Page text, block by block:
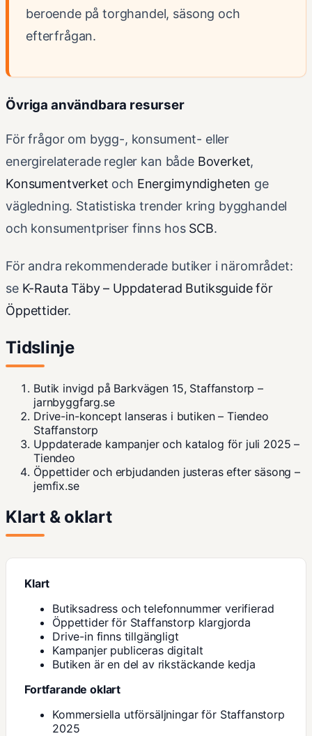
beroende på torghandel, säsong och
efterfrågan.
Övriga användbara resurser
För frågor om bygg-, konsument- eller
energirelaterade regler kan både Boverket,
Konsumentverket och Energimyndigheten ge
vägledning. Statistiska trender kring bygghandel
och konsumentpriser finns hos SCB.
För andra rekommenderade butiker i närområdet:
se K-Rauta Täby – Uppdaterad Butiksguide för
Öppettider.
Tidslinje
Butik invigd på Barkvägen 15, Staffanstorp –
jarnbyggfarg.se
Drive-in-koncept lanseras i butiken– Tiendeo
Staffanstorp
Uppdaterade kampanjer och katalog för juli 2025 –
Tiendeo
Öppettider och erbjudanden justeras efter säsong –
jemfix.se
Klart & oklart
Klart
Butiksadress och telefonnummer verifierad
Öppettider för Staffanstorp klargjorda
Drive-in finns tillgängligt
Kampanjer publiceras digitalt
Butiken är en del av rikstäckande kedja
Fortfarande oklart
Kommersiella utförsäljningar för Staffanstorp
2025